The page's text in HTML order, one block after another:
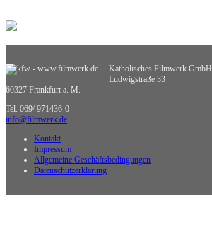
Verkehrserziehung
Wirtschaftskunde
Sachgebietsübergreifende Medien
Katholisches Filmwerk GmbH
Ludwigstraße 33
60327 Frankfurt a. M.
Tel. 069/ 971436-0
info@filmwerk.de
Kontakt
Impressum
Allgemeine Geschäftsbedingungen
Datenschutzerklärung